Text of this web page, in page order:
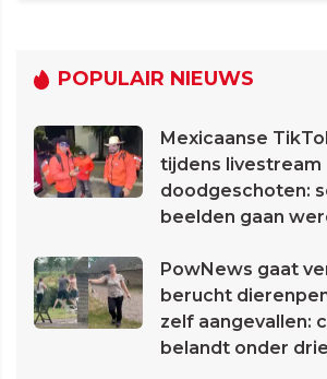
POPULAIR NIEUWS
Mexicaanse
tijdens livestream
doodgeschoten:
beelden gaan
PowNews gaat
berucht
zelf aangevallen:
belandt onder